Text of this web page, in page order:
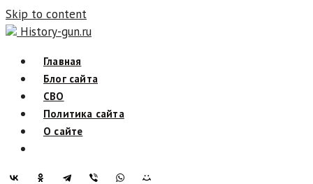
Skip to content
History-gun.ru
Главная
Блог сайта
СВО
Политика сайта
О сайте